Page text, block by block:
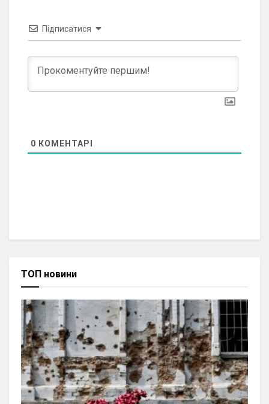
Підписатися
0 КОМЕНТАРІ
ТОП новини